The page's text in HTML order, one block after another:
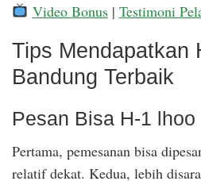
Video Bonus| Testimoni
Tips Mendapatkan
Bandung Terbaik
Pesan Bisa H-1 lhoo
Pertama, pemesanan bisa
relatif dekat. Kedua, lebih